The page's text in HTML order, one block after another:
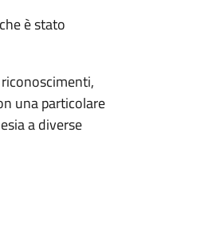
è stato
una particolare
a diverse